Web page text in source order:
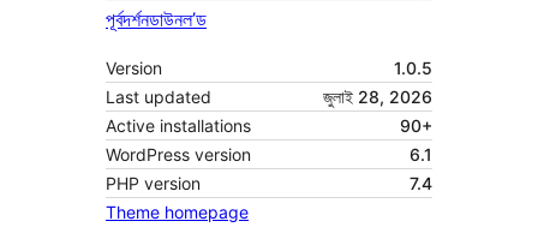
পূৰ্বদৰ্শনডাউনল’ড
Version
1.0.5
Last updated
জুলাই 28, 2026
Active installations
90+
WordPress version
6.1
PHP version
7.4
Theme homepage